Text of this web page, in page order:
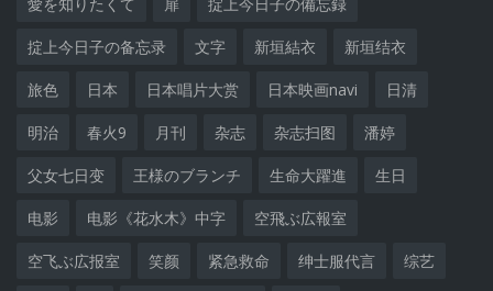
掟上今日子の备忘录 文字 新垣結衣 新垣结衣
旅色 日本 日本唱片大赏 日本映画navi 日清
明治 春火9 月刊 杂志 杂志扫图 潘婷
父女七日变 王様のブランチ 生命大躍進 生日
电影 电影《花水木》中字 空飛ぶ広報室
空飞ぶ広报室 笑颜 紧急救命 绅士服代言 综艺